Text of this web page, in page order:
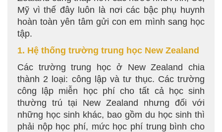
Mỹ vì thế đây luôn là nơi các bậc phụ huynh
hoàn toàn yên tâm gửi con em mình sang học
tập.
1. Hệ thống trường trung học New Zealand
Các trường trung học ở New Zealand chia
thành 2 loại: công lập và tư thục. Các trường
công lập miễn học phí cho tất cả học sinh
thường trú tại New Zealand nhưng đối với
những học sinh khác, bao gồm du học sinh thì
phải nộp học phí, mức học phí trung bình cho